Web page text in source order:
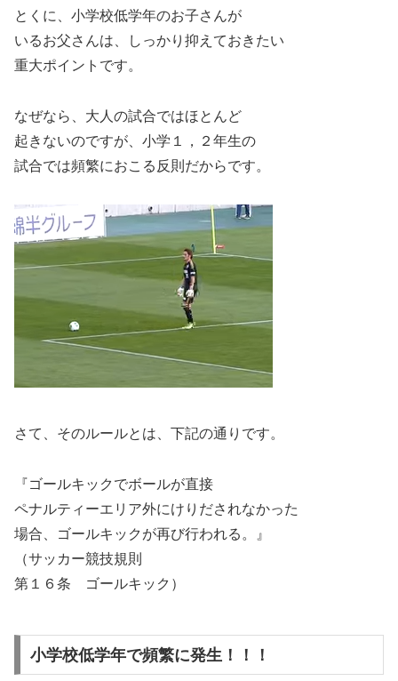
とくに、小学校低学年のお子さんが
いるお父さんは、しっかり抑えておきたい
重大ポイントです。
なぜなら、大人の試合ではほとんど
起きないのですが、小学１，２年生の
試合では頻繁におこる反則だからです。
さて、そのルールとは、下記の通りです。
『ゴールキックでボールが直接
ペナルティーエリア外にけりだされなかった
場合、ゴールキックが再び行われる。』
（サッカー競技規則
第１６条 ゴールキック）
小学校低学年で頻繁に発生！！！